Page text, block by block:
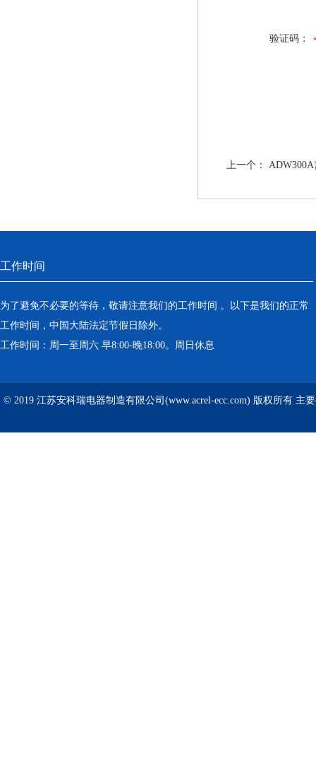
验证码：
上一个：
工作时间
为了避免不必要的等待，敬请注意我们的工作时间 。以下是我们的正常
工作时间，中国大陆法定节假日除外。
工作时间：周一至周六 早8:00-晚18:00。周日休息
© 2019 江苏安科瑞电器制造有限公司(www.acrel-ecc.com) 版权所有 主